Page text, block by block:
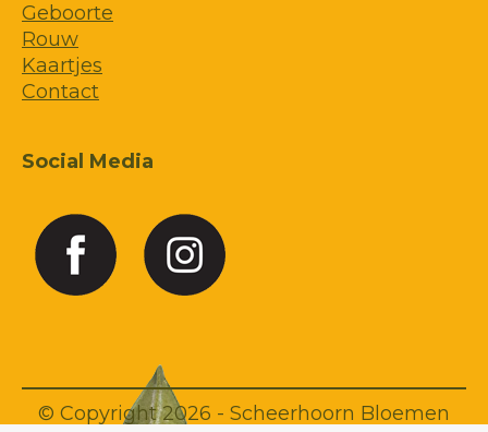
Geboorte
Rouw
Kaartjes
Contact
Social Media
© Copyright 2026 - Scheerhoorn Bloemen